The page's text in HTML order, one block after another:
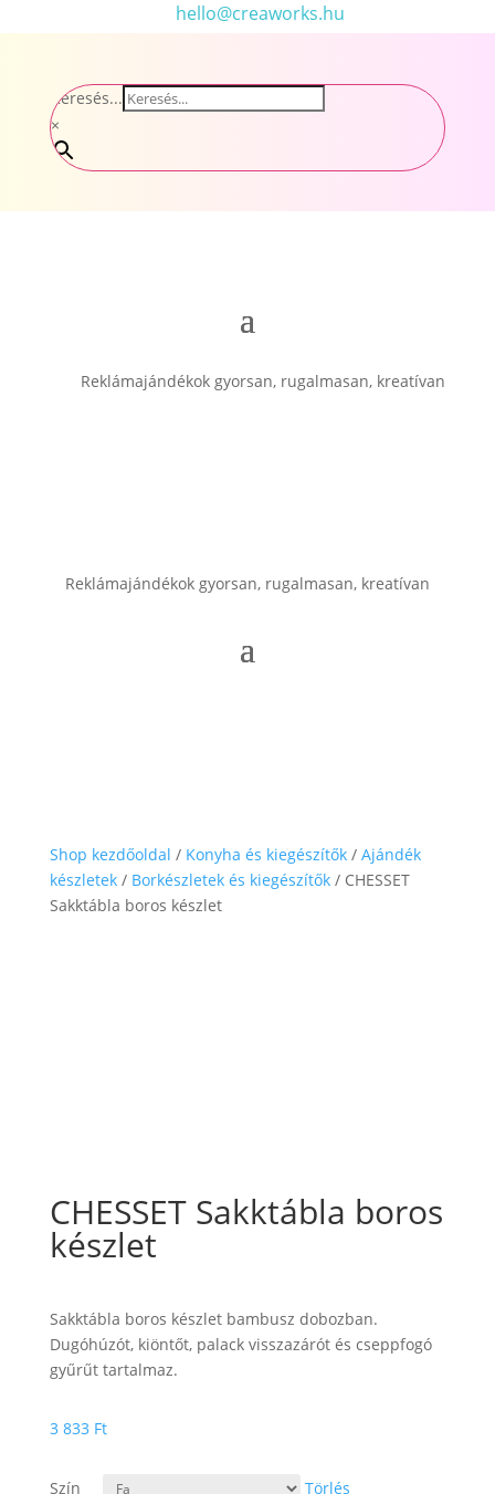
hello@creaworks.hu
Keresés...
×
Reklámajándékok gyorsan, rugalmasan, kreatívan
Reklámajándékok gyorsan, rugalmasan, kreatívan
Shop kezdőoldal / Konyha és kiegészítők/ Ajándék
készletek/ Borkészletek és kiegészítők/ CHESSET
Sakktábla boros készlet
CHESSET Sakktábla boros
készlet
Sakktábla boros készlet bambusz dobozban.
Dugóhúzót, kiöntőt, palack visszazárót és cseppfogó
gyűrűt tartalmaz.
3 833 Ft
Szín Törlés